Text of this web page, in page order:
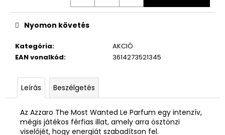
Kategória:
AKCIÓ
EAN vonalkód: 3614273521345
Nyomon követés
Leírás Beszélgetés
Az Azzaro The Most Wanted Le Parfum egy intenzív,
mégis játékos férfias illat, amely arra ösztönzi
viselőjét, hogy energiát szabadítson fel.